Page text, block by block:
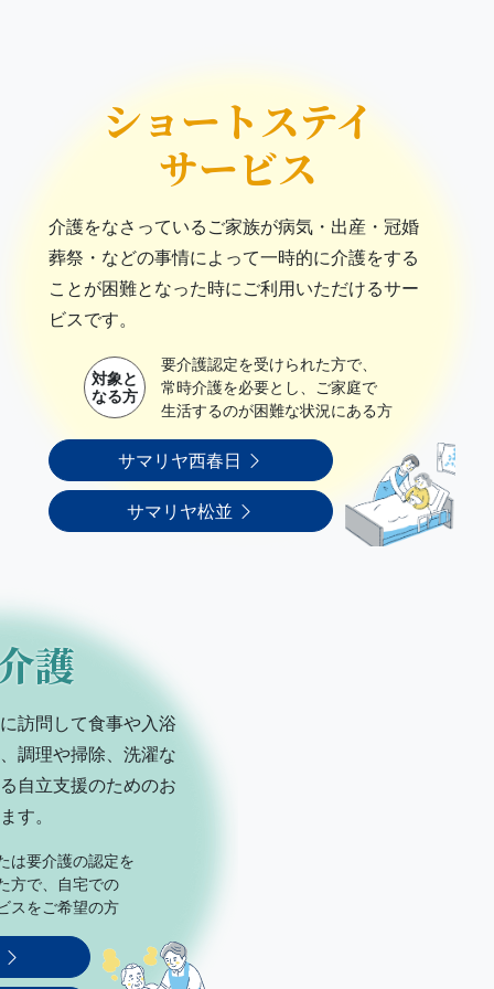
ショートステイ
サービス
介護をなさっているご家族が病気・出産・冠婚
葬祭・などの事情によって一時的に介護をする
ことが困難となった時にご利用いただけるサー
ビスです。
対象と
なる方
要介護認定を受けられた方で、
常時介護を必要とし、ご家庭で
生活するのが困難な状況にある方
サマリヤ西春日
サマリヤ松並
護
訪問して食事や入浴
調理や掃除、洗濯な
自立支援のためのお
す。
は要介護の認定を
方で、自宅での
スをご希望の方